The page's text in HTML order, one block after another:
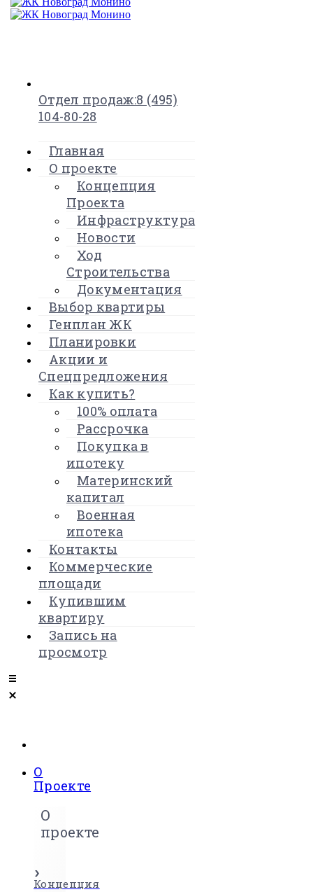
Отдел продаж:8 (495)
104-80-28
Главная
О проекте
Концепция
Проекта
Инфраструктура
Новости
Ход
Строительства
Документация
Выбор квартиры
Генплан ЖК
Планировки
Акции и
Спецпредложения
Как купить?
100% оплата
Рассрочка
Покупка в
ипотеку
Материнский
капитал
Военная
ипотека
Контакты
Коммерческие
площади
Купившим
квартиру
Запись на
просмотр
О
Проекте
О
проекте
Концепция